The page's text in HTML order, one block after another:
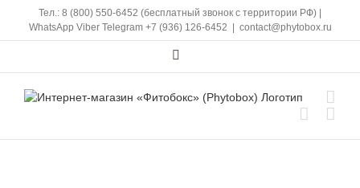
content
Тел.: 8 (800) 550-6452 (бесплатный звонок с территории РФ)
WhatsApp Viber Telegram +7 (936) 126-6452 contact@phytobox.ru